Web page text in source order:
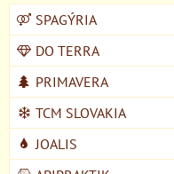
SPAGÝRIA
DO TERRA
PRIMAVERA
TCM SLOVAKIA
JOALIS